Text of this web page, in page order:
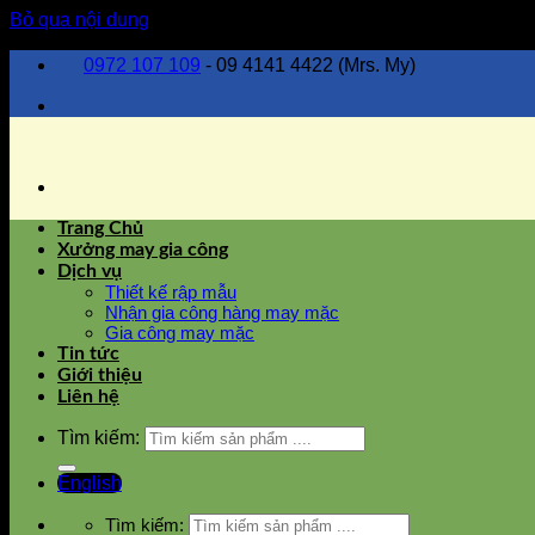
Bỏ qua nội dung
0972 107 109 - 09 4141 4422 (Mrs. My)
Trang Chủ
Xưởng may gia công
Dịch vụ
Thiết kế rập mẫu
Nhận gia công hàng may mặc
Gia công may mặc
Tin tức
Giới thiệu
Liên hệ
Tìm kiếm:
English
Tìm kiếm: